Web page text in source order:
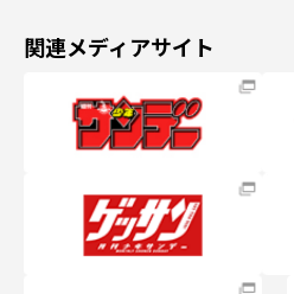
関連メディアサイト